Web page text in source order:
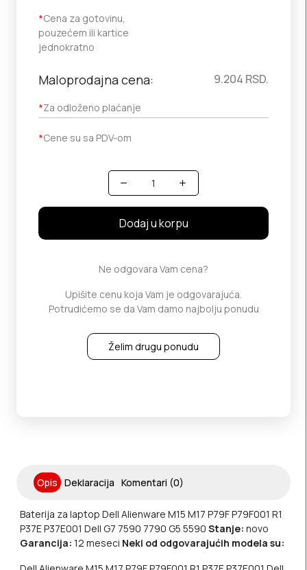
*Cena za gotovinu,
pouzećem ili kartice
jednokratno
Maloprodajna cena:
*Za odloženo plaćanje
9.204 RSD.
*Cene su sa PDV-om
Količina
Dodaj u korpu
Ne odgovara Vam cena?
Upišite cenu koja Vam je odgovarajuća.
Potrudićemo se da Vam damo najbolju ponudu
Želim drugu ponudu
Opis Deklaracija Komentari (0)
Baterija za laptop Dell Alienware M15 M17 P79F P79F001 R1
P37E P37E001 Dell G7 7590 7790 G5 5590 Stanje: novo
Garancija: 12 meseci Neki od odgovarajućih modela su: